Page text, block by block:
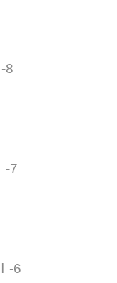
8- المحاضرة الثامنة
7- المحاضرة السابعة
6- المحاضرة السادسة